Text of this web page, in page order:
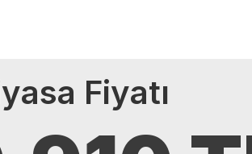
Fiyatı